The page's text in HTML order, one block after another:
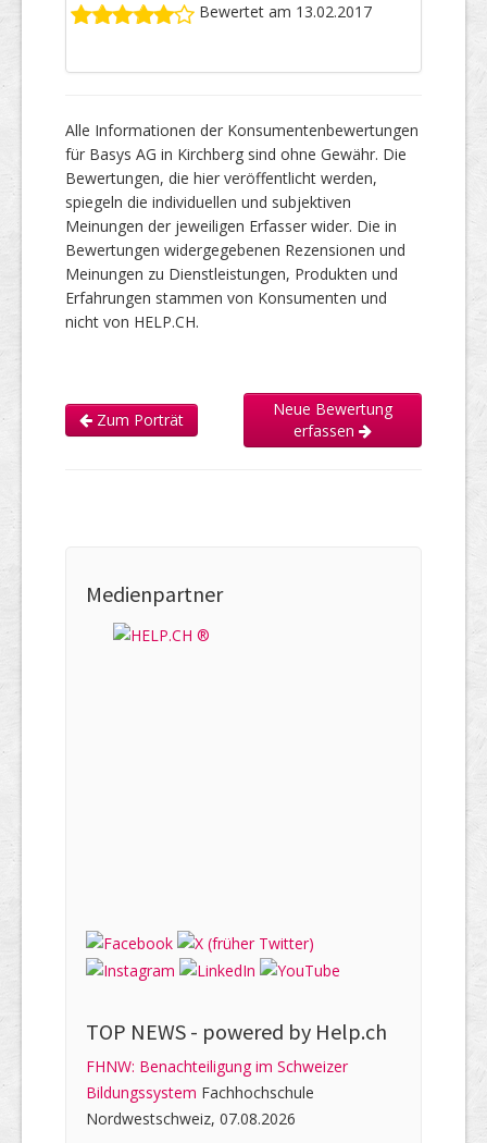
Bewertet am 13.02.2017
Alle Informationen der Konsumentenbewertungen
für Basys AG in Kirchberg sind ohne Gewähr. Die
Bewertungen, die hier veröffentlicht werden,
spiegeln die individuellen und subjektiven
Meinungen der jeweiligen Erfasser wider. Die in
Bewertungen widergegebenen Rezensionen und
Meinungen zu Dienstleistungen, Produkten und
Erfahrungen stammen von Konsumenten und
nicht von HELP.CH.
Zum Porträt
Neue Bewertung
erfassen
Medienpartner
TOP NEWS - powered by Help.ch
FHNW: Benachteiligung im Schweizer
Bildungssystem Fachhochschule
Nordwestschweiz, 07.08.2026